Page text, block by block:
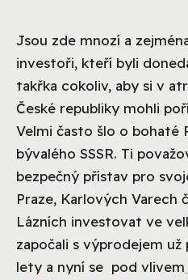
Jsou zde mnozí a
investoři, kteří byli
takřka cokoliv, aby si v
České republiky mohli
Velmi často šlo o bohaté
bývalého SSSR. Ti
bezpečný přístav pro
Praze, Karlových Varech
Lázních investovat ve
započali s výprodejem
lety a nyní se pod vlivem